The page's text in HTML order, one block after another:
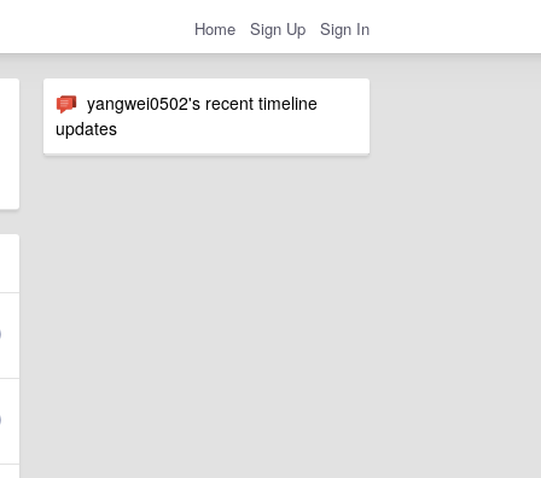
Home Sign Up Sign In
yangwei0502's recent timeline
updates